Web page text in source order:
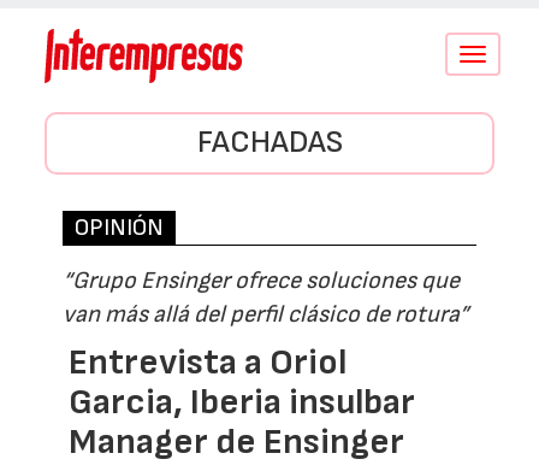
Conmutar
FACHADAS
OPINIÓN
“Grupo Ensinger ofrece soluciones que
van más allá del perfil clásico de rotura”
Entrevista a Oriol
Garcia, Iberia insulbar
Manager de Ensinger